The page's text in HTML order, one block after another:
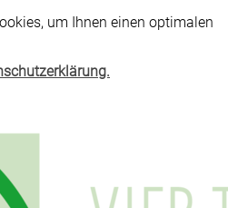
um Ihnen einen optimalen